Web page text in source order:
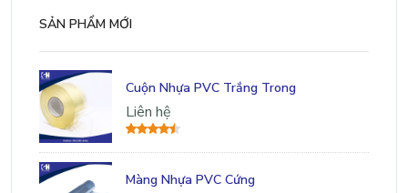
SẢN PHẨM MỚI
Cuộn Nhựa PVC Trắng Trong
Liên hệ
Màng Nhựa PVC Cứng